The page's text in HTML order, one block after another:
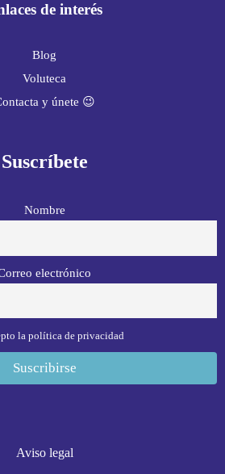
de interés
Blog
Voluteca
y únete 😉
Suscríbete
Nombre
electrónico
la política de privacidad
Aviso legal